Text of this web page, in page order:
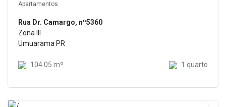
Apartamentos
Rua Dr. Camargo, nº5360
Zona III
Umuarama PR
104.05 mº 1 quarto